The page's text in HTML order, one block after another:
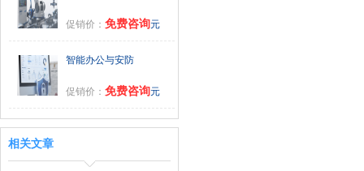
促销价： 免费咨询元
智能办公与安防
促销价： 免费咨询元
相关文章